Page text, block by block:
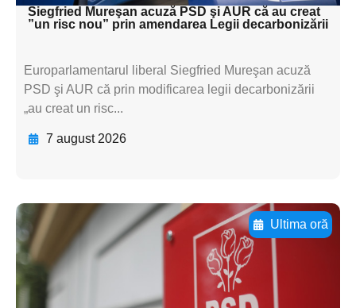
Siegfried Mureşan acuză PSD şi AUR că au creat
”un risc nou” prin amendarea Legii decarbonizării
Europarlamentarul liberal Siegfried Mureşan acuză
PSD şi AUR că prin modificarea legii decarbonizării
„au creat un risc...
7 august 2026
Ultima oră
Adaugă aici textul pentru
subtitluAdaugă aici
textul pentru